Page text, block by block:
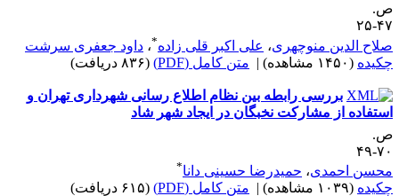
۲۵
الدین منوچهری ،علی اکبر قلی زاده ،داود جعفری سرشت
(۱۴۵۰ مشاهده) | متن کامل (PDF) (۸۳۶ دریافت)
بررسی رابطه بین نظام اطلاع رسانی شهرداری تهران و
از مشارکت نخبگان در ایجاد شهر شاد
۴۹
احمدی،حمیدرضا حسینی دانا*
(۱۰۳۹ مشاهده) | متن کامل (PDF) (۶۱۵ دریافت)